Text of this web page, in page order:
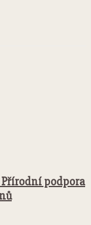
podpora